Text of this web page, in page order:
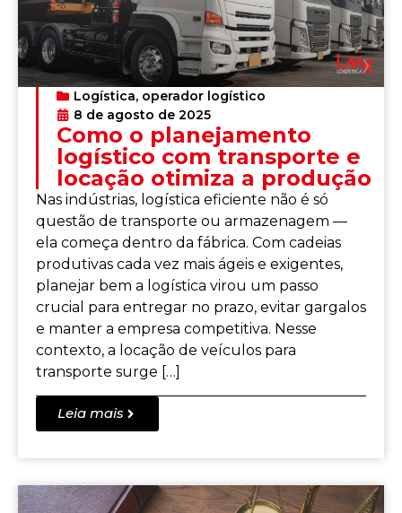
Logística, operador logístico
8 de agosto de 2025
Como o planejamento
logístico com transporte e
locação otimiza a produção
Nas indústrias, logística eficiente não é só
questão de transporte ou armazenagem —
ela começa dentro da fábrica. Com cadeias
produtivas cada vez mais ágeis e exigentes,
planejar bem a logística virou um passo
crucial para entregar no prazo, evitar gargalos
e manter a empresa competitiva. Nesse
contexto, a locação de veículos para
transporte surge […]
Leia mais